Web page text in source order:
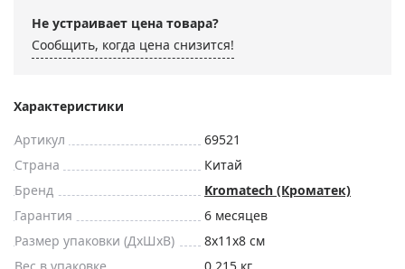
Не устраивает цена товара?
Сообщить, когда цена снизится!
Характеристики
Артикул
69521
Страна
Китай
Бренд
Kromatech (Кроматек)
Гарантия
6 месяцев
Размер упаковки (ДxШxВ)
8x11x8 см